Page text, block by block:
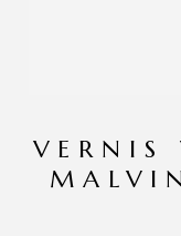
VERNIS